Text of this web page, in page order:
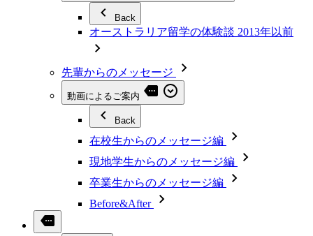
Back
オーストラリア留学の体験談 2013年以前
先輩からのメッセージ
動画によるご案内
Back
在校生からのメッセージ編
現地学生からのメッセージ編
卒業生からのメッセージ編
Before&After